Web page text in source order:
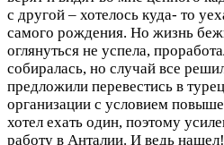
с другой – хотелось куда- то
самого рождения. Но жизнь
оглянуться не успела,
собиралась, но случай все
предложили перевестись в
организации с условием
хотел ехать один, поэтому
работу в Анталии. И ведь